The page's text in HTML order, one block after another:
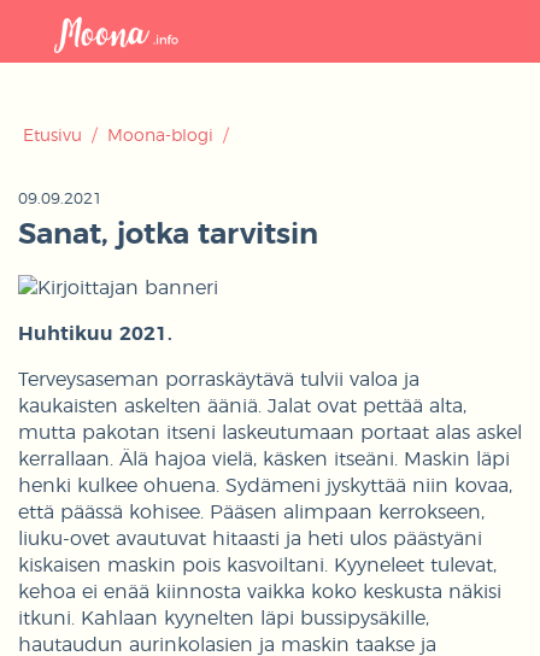
Etusivu / Moona-blogi /
09.09.2021
Sanat, jotka tarvitsin
Huhtikuu 2021.
Terveysaseman porraskäytävä tulvii valoa ja
kaukaisten askelten ääniä. Jalat ovat pettää alta,
mutta pakotan itseni laskeutumaan portaat alas askel
kerrallaan. Älä hajoa vielä, käsken itseäni. Maskin läpi
henki kulkee ohuena. Sydämeni jyskyttää niin kovaa,
että päässä kohisee. Pääsen alimpaan kerrokseen,
liuku-ovet avautuvat hitaasti ja heti ulos päästyäni
kiskaisen maskin pois kasvoiltani. Kyyneleet tulevat,
kehoa ei enää kiinnosta vaikka koko keskusta näkisi
itkuni. Kahlaan kyynelten läpi bussipysäkille,
hautaudun aurinkolasien ja maskin taakse ja